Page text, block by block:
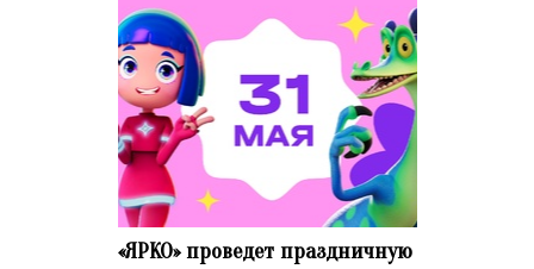
«ЯРКО» проведет праздничную